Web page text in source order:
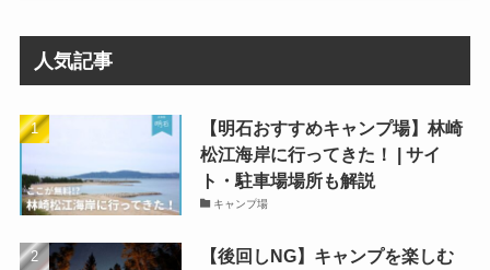
人気記事
【明石おすすめキャンプ場】林崎
松江海岸に行ってきた！ | サイ
ト・駐車場場所も解説
キャンプ場
【後回しNG】キャンプを楽しむ